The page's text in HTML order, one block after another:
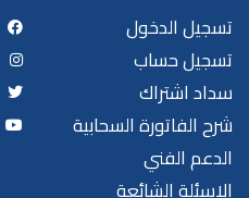
تسجيل الدخول
تسجيل حساب
سداد اشتراك
شرح الفاتورة السحابية
الدعم الفني
الاسئلة الشائعة